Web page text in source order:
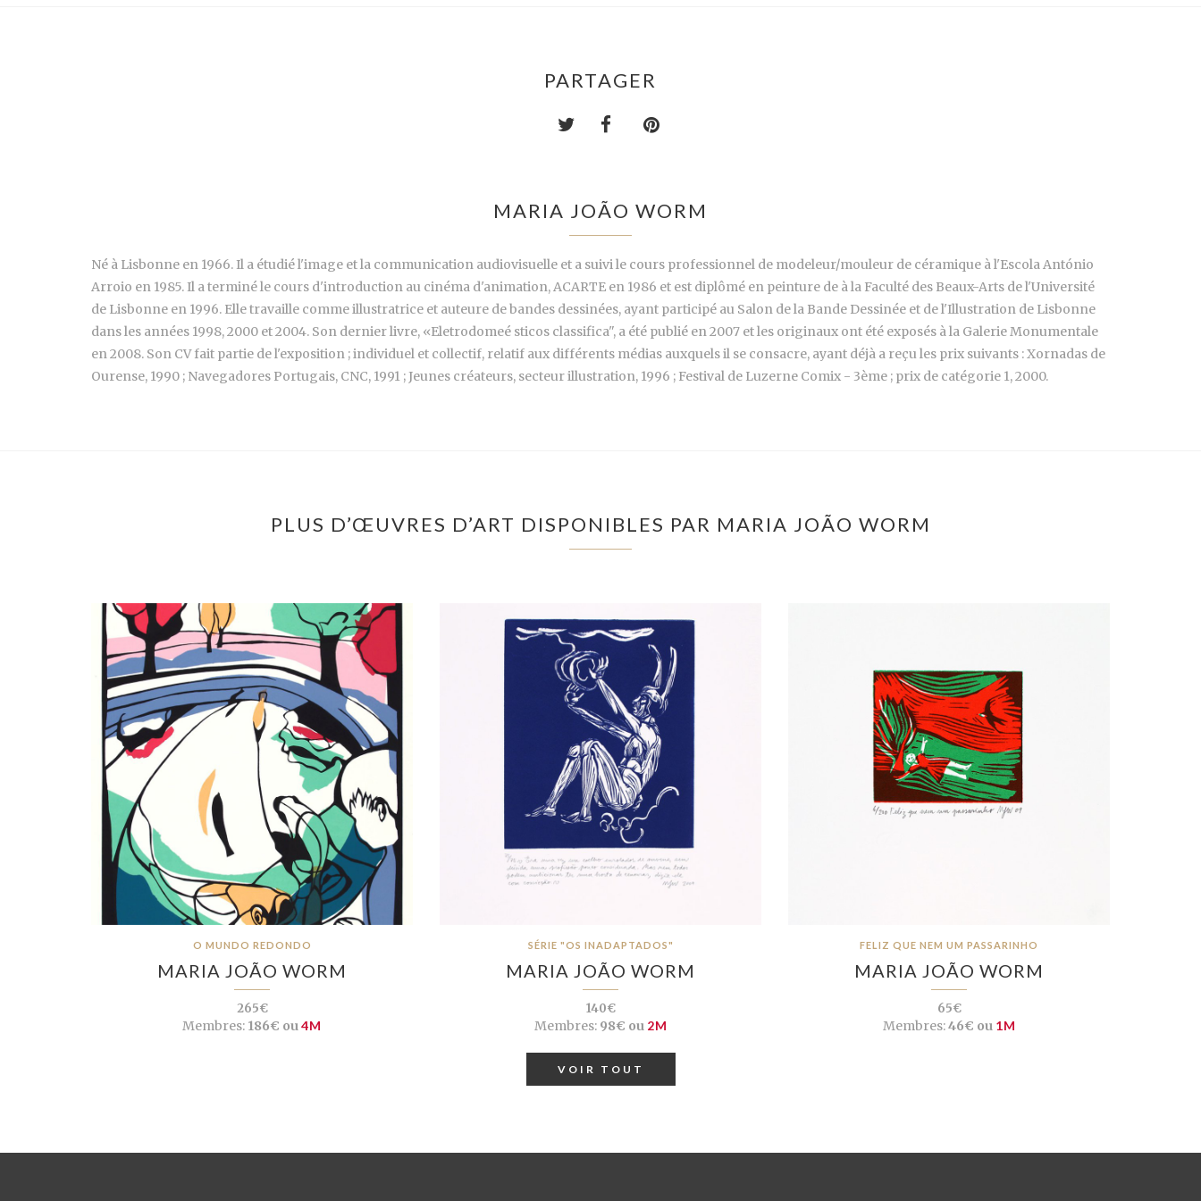
PARTAGER
MARIA JOÃO WORM
Né à Lisbonne en 1966. Il a étudié l'image et la communication audiovisuelle et a suivi le cours professionnel de modeleur/mouleur de céramique à l'Escola António
Arroio en 1985. Il a terminé le cours d'introduction au cinéma d'animation, ACARTE en 1986 et est diplômé en peinture de à la Faculté des Beaux-Arts de l'Université
de Lisbonne en 1996. Elle travaille comme illustratrice et auteure de bandes dessinées, ayant participé au Salon de la Bande Dessinée et de l'Illustration de Lisbonne
dans les années 1998, 2000 et 2004. Son dernier livre, «Eletrodomeé sticos classifica", a été publié en 2007 et les originaux ont été exposés à la Galerie Monumentale
en 2008. Son CV fait partie de l'exposition ; individuel et collectif, relatif aux différents médias auxquels il se consacre, ayant déjà a reçu les prix suivants : Xornadas de
Ourense, 1990 ; Navegadores Portugais, CNC, 1991 ; Jeunes créateurs, secteur illustration, 1996 ; Festival de Luzerne Comix - 3ème ; prix de catégorie 1, 2000.
PLUS D’ŒUVRES D’ART DISPONIBLES PAR MARIA JOÃO WORM
O MUNDO REDONDO
MARIA JOÃO WORM
265€
Membres: 186€ ou4M
SÉRIE "OS INADAPTADOS"
MARIA JOÃO WORM
140€
Membres:98€ ou 2M
FELIZ QUE NEM UM PASSARINHO
MARIA JOÃO WORM
65€
Membres:46€ ou 1M
VOIR TOUT